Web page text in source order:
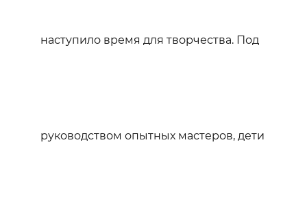
наступило время для творчества. Под
руководством опытных мастеров, дети